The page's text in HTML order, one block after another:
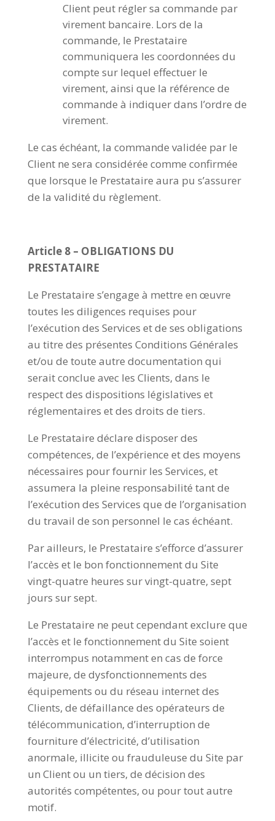
Client peut régler sa commande par
virement bancaire. Lors de la
commande, le Prestataire
communiquera les coordonnées du
compte sur lequel effectuer le
virement, ainsi que la référence de
commande à indiquer dans l’ordre de
virement.
Le cas échéant, la commande validée par le
Client ne sera considérée comme confirmée
que lorsque le Prestataire aura pu s’assurer
de la validité du règlement.
Article 8 – OBLIGATIONS DU
PRESTATAIRE
Le Prestataire s’engage à mettre en œuvre
toutes les diligences requises pour
l’exécution des Services et de ses obligations
au titre des présentes Conditions Générales
et/ou de toute autre documentation qui
serait conclue avec les Clients, dans le
respect des dispositions législatives et
réglementaires et des droits de tiers.
Le Prestataire déclare disposer des
compétences, de l’expérience et des moyens
nécessaires pour fournir les Services, et
assumera la pleine responsabilité tant de
l’exécution des Services que de l’organisation
du travail de son personnel le cas échéant.
Par ailleurs, le Prestataire s’efforce d’assurer
l’accès et le bon fonctionnement du Site
vingt-quatre heures sur vingt-quatre, sept
jours sur sept.
Le Prestataire ne peut cependant exclure que
l’accès et le fonctionnement du Site soient
interrompus notamment en cas de force
majeure, de dysfonctionnements des
équipements ou du réseau internet des
Clients, de défaillance des opérateurs de
télécommunication, d’interruption de
fourniture d’électricité, d’utilisation
anormale, illicite ou frauduleuse du Site par
un Client ou un tiers, de décision des
autorités compétentes, ou pour tout autre
motif.